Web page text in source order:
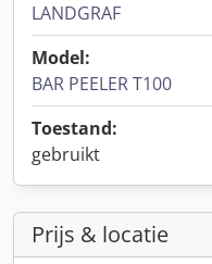
LANDGRAF
Model:
BAR PEELER T100
Toestand:
gebruikt
Prijs & locatie